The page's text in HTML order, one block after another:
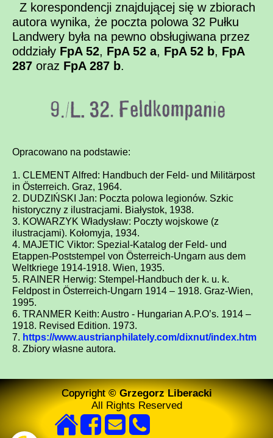
Z korespondencji znajdującej się w zbiorach
autora wynika, że poczta polowa 32 Pułku
Landwery była na pewno obsługiwana przez
oddziały FpA 52, FpA 52 a, FpA 52 b, FpA
287 oraz FpA 287 b.
Opracowano na podstawie:
1. CLEMENT Alfred: Handbuch der Feld- und Militärpost
in Österreich. Graz, 1964.
2. DUDZIŃSKI Jan: Poczta polowa legionów. Szkic
historyczny z ilustracjami. Białystok, 1938.
3. KOWARZYK Władysław: Poczty wojskowe (z
ilustracjami). Kołomyja, 1934.
4. MAJETIC Viktor: Spezial-Katalog der Feld- und
Etappen-Poststempel von Österreich-Ungarn aus dem
Weltkriege 1914-1918. Wien, 1935.
5. RAINER Herwig: Stempel-Handbuch der k. u. k.
Feldpost in Österreich-Ungarn 1914 – 1918. Graz-Wien,
1995.
6. TRANMER Keith: Austro - Hungarian A.P.O’s. 1914 –
1918. Revised Edition. 1973.
7. https://www.austrianphilately.com/dixnut/index.htm
8. Zbiory własne autora.
Copyright© Grzegorz Liberacki
All Rights Reserved